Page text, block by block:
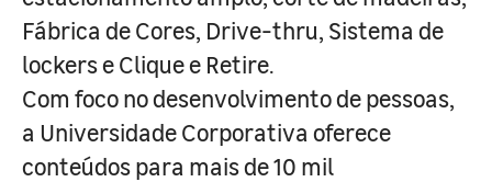
Fábrica de Cores, Drive-thru, Sistema de
lockers e Clique e Retire.
Com foco no desenvolvimento de pessoas,
a Universidade Corporativa oferece
conteúdos para mais de 10 mil